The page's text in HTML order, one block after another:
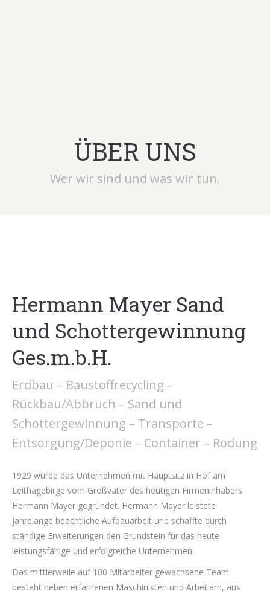
ÜBER UNS
Wer wir sind und was wir tun.
Hermann Mayer Sand
und Schottergewinnung
Ges.m.b.H.
Erdbau – Baustoffrecycling –
Rückbau/Abbruch – Sand und
Schottergewinnung – Transporte –
Entsorgung/Deponie – Container – Rodung
1929 wurde das Unternehmen mit Hauptsitz in Hof am
Leithagebirge vom Großvater des heutigen Firmeninhabers
Hermann Mayer gegründet. Hermann Mayer leistete
jahrelange beachtliche Aufbauarbeit und schaffte durch
ständige Erweiterungen den Grundstein für das heute
leistungsfähige und erfolgreiche Unternehmen.
Das mittlerweile auf 100 Mitarbeiter gewachsene Team
besteht neben erfahrenen Maschinisten und Arbeitern, aus